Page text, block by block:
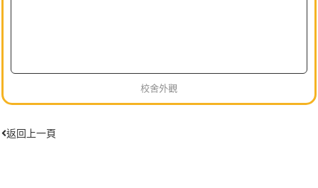
校舍外觀
返回上一頁